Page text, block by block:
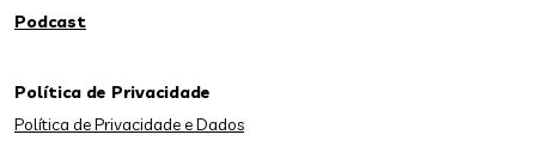
Podcast
Política de Privacidade
Política de Privacidade e Dados